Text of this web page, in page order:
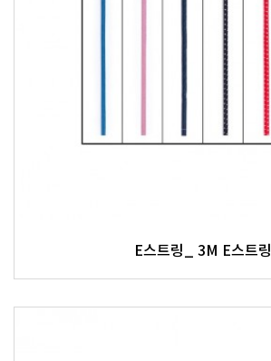
E스트링_ 3M E스트링